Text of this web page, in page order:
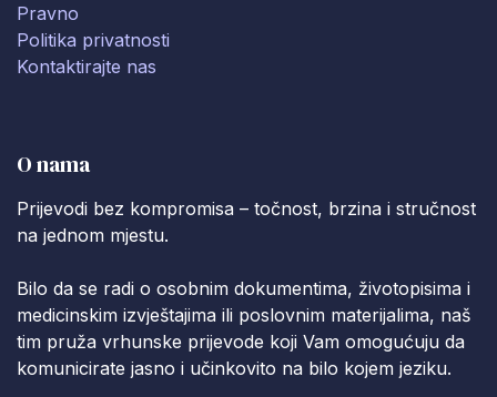
Pravno
Politika privatnosti
Kontaktirajte nas
O nama
Prijevodi bez kompromisa – točnost, brzina i stručnost
na jednom mjestu.
Bilo da se radi o osobnim dokumentima, životopisima i
medicinskim izvještajima ili poslovnim materijalima, naš
tim pruža vrhunske prijevode koji Vam omogućuju da
komunicirate jasno i učinkovito na bilo kojem jeziku.